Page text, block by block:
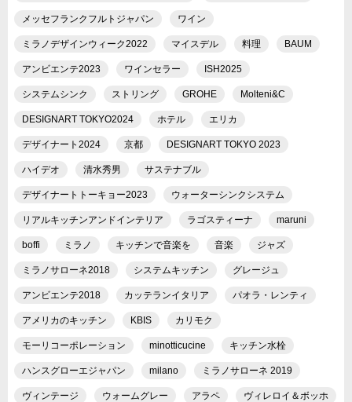
メッセフランクフルトジャパン ワイン
ミラノデザインウィーク2022 マイスデル 料理 BAUM
アンビエンテ2023 ワインセラー ISH2025
システムシンク ストリング GROHE Molteni&C
DESIGNART TOKYO2024 ホテル エリカ
デザイナート2024 京都 DESIGNART TOKYO 2023
ハイデオ 清水秀男 サステナブル
デザイナートトーキョー2023 ウォーターシンクシステム
リアルキッチンアンドインテリア ラゴスティーナ maruni
boffi ミラノ キッチンで音楽を 音楽 ジャズ
ミラノサローネ2018 システムキッチン グレージュ
アンビエンテ2018 カッテランイタリア パオラ・レンティ
アメリカのキッチン KBIS カリモク
モーリコーポレーション minotticucine キッチン水栓
ハンスグローエジャパン milano ミラノサローネ 2019
ヴィンテージ ウォームグレー アラペ ヴィレロイ＆ボッホ